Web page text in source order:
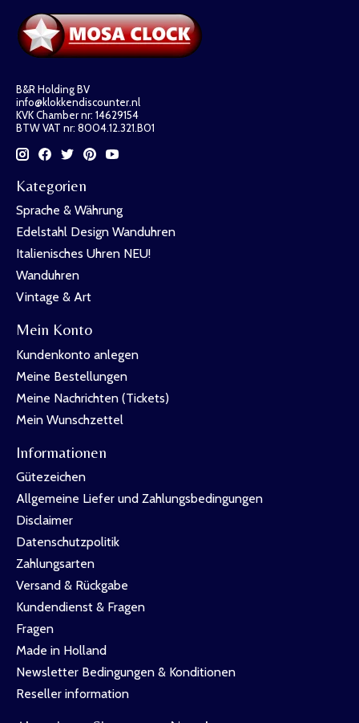
B&R Holding BV
info@klokkendiscounter.nl
KVK Chamber nr: 14629154
BTW VAT nr: 8004.12.321.B01
Kategorien
Sprache & Währung
Edelstahl Design Wanduhren
Italienisches Uhren NEU!
Wanduhren
Vintage & Art
Mein Konto
Kundenkonto anlegen
Meine Bestellungen
Meine Nachrichten (Tickets)
Mein Wunschzettel
Informationen
Gütezeichen
Allgemeine Liefer und Zahlungsbedingungen
Disclaimer
Datenschutzpolitik
Zahlungsarten
Versand & Rückgabe
Kundendienst & Fragen
Fragen
Made in Holland
Newsletter Bedingungen & Konditionen
Reseller information